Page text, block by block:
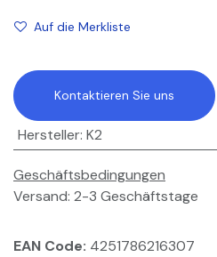
Auf die Merkliste
Kontaktieren Sie uns
Hersteller: K2
Geschäftsbedingungen
Versand: 2-3 Geschäftstage
EAN Code: 4251786216307